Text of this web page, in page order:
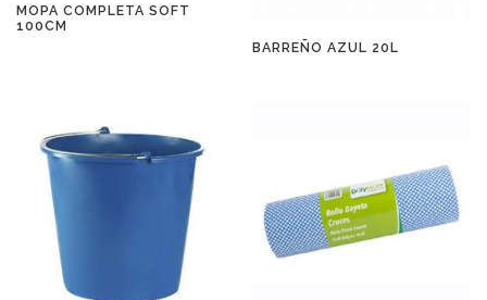
MOPA COMPLETA SOFT
100CM
BARREÑO AZUL 20L